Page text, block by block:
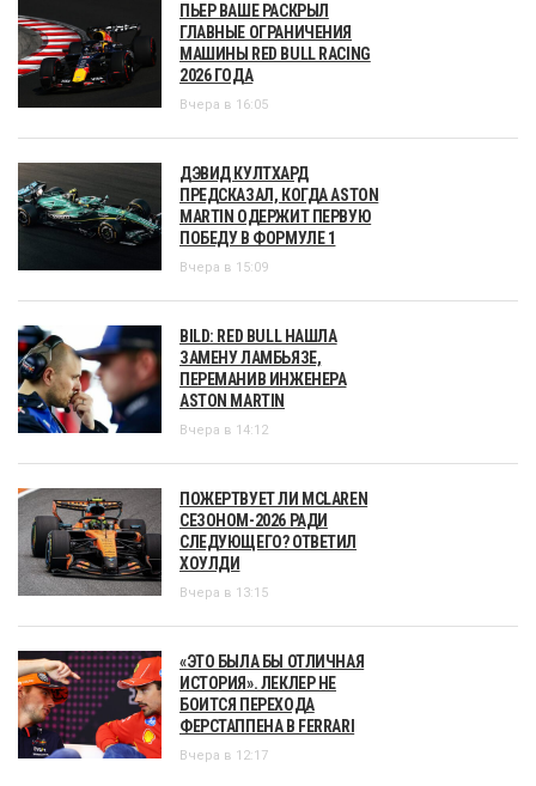
ПЬЕР ВАШЕ РАСКРЫЛ
ГЛАВНЫЕ ОГРАНИЧЕНИЯ
МАШИНЫ RED BULL RACING
2026 ГОДА
Вчера в 16:05
ДЭВИД КУЛТХАРД
ПРЕДСКАЗАЛ, КОГДА ASTON
MARTIN ОДЕРЖИТ ПЕРВУЮ
ПОБЕДУ В ФОРМУЛЕ 1
Вчера в 15:09
BILD: RED BULL НАШЛА
ЗАМЕНУ ЛАМБЬЯЗЕ,
ПЕРЕМАНИВ ИНЖЕНЕРА
ASTON MARTIN
Вчера в 14:12
ПОЖЕРТВУЕТ ЛИ MCLAREN
СЕЗОНОМ-2026 РАДИ
СЛЕДУЮЩЕГО? ОТВЕТИЛ
ХОУЛДИ
Вчера в 13:15
«ЭТО БЫЛА БЫ ОТЛИЧНАЯ
ИСТОРИЯ». ЛЕКЛЕР НЕ
БОИТСЯ ПЕРЕХОДА
ФЕРСТАППЕНА В FERRARI
Вчера в 12:17